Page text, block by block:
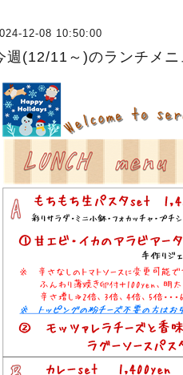
12-08 10:50:00
週(12/11～)のランチメニ